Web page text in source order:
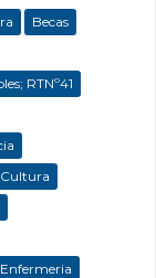
Becas
RTNº41
Cultura
Enfermeria